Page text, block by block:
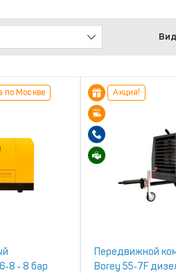
по Москве
‑ 8 бар
Акция!
Передвижной
Borey 55‑7F